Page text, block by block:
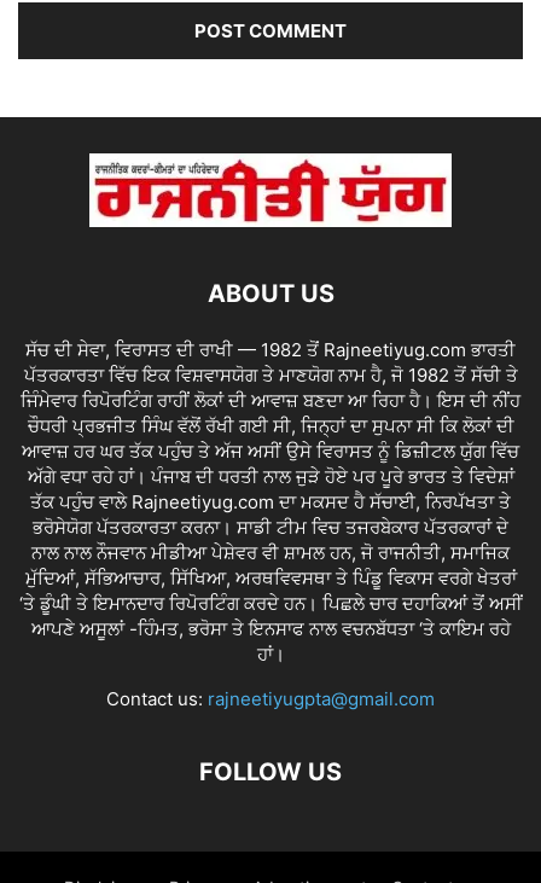
ABOUT US
ਸੱਚ ਦੀ ਸੇਵਾ, ਵਿਰਾਸਤ ਦੀ ਰਾਖੀ — 1982 ਤੋਂ Rajneetiyug.com ਭਾਰਤੀ
ਪੱਤਰਕਾਰਤਾ ਵਿੱਚ ਇਕ ਵਿਸ਼ਵਾਸਯੋਗ ਤੇ ਮਾਣਯੋਗ ਨਾਮ ਹੈ, ਜੋ 1982 ਤੋਂ ਸੱਚੀ ਤੇ
ਜਿੰਮੇਵਾਰ ਰਿਪੋਰਟਿੰਗ ਰਾਹੀਂ ਲੋਕਾਂ ਦੀ ਆਵਾਜ਼ ਬਣਦਾ ਆ ਰਿਹਾ ਹੈ। ਇਸ ਦੀ ਨੀਂਹ
ਚੌਧਰੀ ਪ੍ਰਭਜੀਤ ਸਿੰਘ ਵੱਲੋਂ ਰੱਖੀ ਗਈ ਸੀ, ਜਿਨ੍ਹਾਂ ਦਾ ਸੁਪਨਾ ਸੀ ਕਿ ਲੋਕਾਂ ਦੀ
ਆਵਾਜ਼ ਹਰ ਘਰ ਤੱਕ ਪਹੁੰਚ ਤੇ ਅੱਜ ਅਸੀਂ ਉਸੇ ਵਿਰਾਸਤ ਨੂੰ ਡਿਜ਼ੀਟਲ ਯੁੱਗ ਵਿੱਚ
ਅੱਗੇ ਵਧਾ ਰਹੇ ਹਾਂ। ਪੰਜਾਬ ਦੀ ਧਰਤੀ ਨਾਲ ਜੁੜੇ ਹੋਏ ਪਰ ਪੂਰੇ ਭਾਰਤ ਤੇ ਵਿਦੇਸ਼ਾਂ
ਤੱਕ ਪਹੁੰਚ ਵਾਲੇ Rajneetiyug.com ਦਾ ਮਕਸਦ ਹੈ ਸੱਚਾਈ, ਨਿਰਪੱਖਤਾ ਤੇ
ਭਰੋਸੇਯੋਗ ਪੱਤਰਕਾਰਤਾ ਕਰਨਾ। ਸਾਡੀ ਟੀਮ ਵਿਚ ਤਜਰਬੇਕਾਰ ਪੱਤਰਕਾਰਾਂ ਦੇ
ਨਾਲ ਨਾਲ ਨੌਜਵਾਨ ਮੀਡੀਆ ਪੇਸ਼ੇਵਰ ਵੀ ਸ਼ਾਮਲ ਹਨ, ਜੋ ਰਾਜਨੀਤੀ, ਸਮਾਜਿਕ
ਮੁੱਦਿਆਂ, ਸੱਭਿਆਚਾਰ, ਸਿੱਖਿਆ, ਅਰਥਵਿਵਸਥਾ ਤੇ ਪਿੰਡੂ ਵਿਕਾਸ ਵਰਗੇ ਖੇਤਰਾਂ
‘ਤੇ ਡੂੰਘੀ ਤੇ ਇਮਾਨਦਾਰ ਰਿਪੋਰਟਿੰਗ ਕਰਦੇ ਹਨ। ਪਿਛਲੇ ਚਾਰ ਦਹਾਕਿਆਂ ਤੋਂ ਅਸੀਂ
ਆਪਣੇ ਅਸੂਲਾਂ -ਹਿੰਮਤ, ਭਰੋਸਾ ਤੇ ਇਨਸਾਫ ਨਾਲ ਵਚਨਬੱਧਤਾ ‘ਤੇ ਕਾਇਮ ਰਹੇ
ਹਾਂ।
Contact us: rajneetiyugpta@gmail.com
FOLLOW US